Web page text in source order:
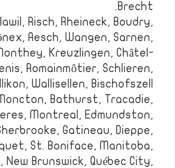
Brecht.
Risch, Rheineck, Boudry,
Aesch, Wangen, Sarnen,
Kreuzlingen, Châtel-
Romainmôtier, Schlieren,
Wallisellen, Bischofszell.
Bathurst, Tracadie,
Montreal, Edmundston,
Gatineau, Dieppe,
St. Boniface, Manitoba,
New Brunswick, Québec City,